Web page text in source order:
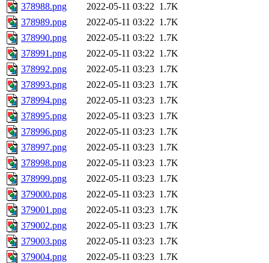
378988.png
2022-05-11 03:22 1.7K
378989.png
2022-05-11 03:22 1.7K
378990.png
2022-05-11 03:22 1.7K
378991.png
2022-05-11 03:22 1.7K
378992.png
2022-05-11 03:23 1.7K
378993.png
2022-05-11 03:23 1.7K
378994.png
2022-05-11 03:23 1.7K
378995.png
2022-05-11 03:23 1.7K
378996.png
2022-05-11 03:23 1.7K
378997.png
2022-05-11 03:23 1.7K
378998.png
2022-05-11 03:23 1.7K
378999.png
2022-05-11 03:23 1.7K
379000.png
2022-05-11 03:23 1.7K
379001.png
2022-05-11 03:23 1.7K
379002.png
2022-05-11 03:23 1.7K
379003.png
2022-05-11 03:23 1.7K
379004.png
2022-05-11 03:23 1.7K